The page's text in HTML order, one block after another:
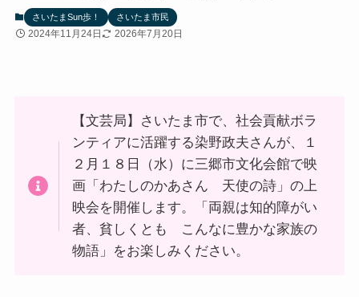
さいたまSun歩！ さいたま市民
2024年11月24日 2026年7月20日
【文芸局】さいたま市で、社会貢献ボラ
ンティアに活躍する染野政夫さんが、１
２月１８日（水）に三郷市文化会館で映
画「わたしのかあさん 天使の詩」の上
映会を開催します。「両親は知的障がい
者、貧しくとも こんなに豊かな家族の
物語」をお楽しみください。